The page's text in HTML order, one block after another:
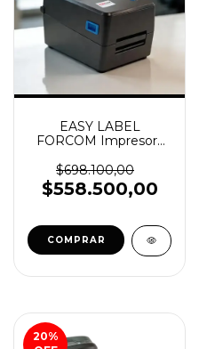
EASY LABEL
FORCOM Impresora
Transferencia Térmica
Y Directa Codigo de
Barras (107981)
$698.100,00
$558.500,00
20%